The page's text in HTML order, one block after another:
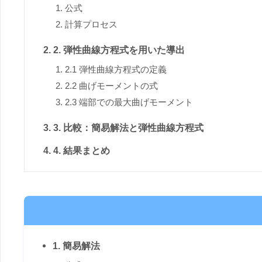
公式
計算プロセス
2. 弾性曲線方程式を用いた導出
2.1 弾性曲線方程式の定義
2.2 曲げモーメントの式
2.3 端部での最大曲げモーメント
3. 比較：簡易解法と弾性曲線方程式
4. 結果まとめ
1. 簡易解法